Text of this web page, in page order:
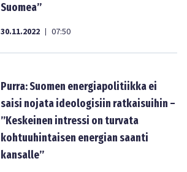
Suomea”
30.11.2022 | 07:50
Purra: Suomen energiapolitiikka ei
saisi nojata ideologisiin ratkaisuihin –
”Keskeinen intressi on turvata
kohtuuhintaisen energian saanti
kansalle”